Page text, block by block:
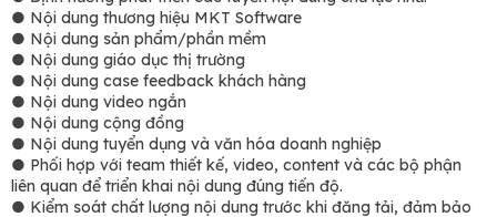
● Nội dung thương hiệu MKT Software
● Nội dung sản phẩm/phần mềm
● Nội dung giáo dục thị trường
● Nội dung case feedback khách hàng
● Nội dung video ngắn
● Nội dung cộng đồng
● Nội dung tuyển dụng và văn hóa doanh nghiệp
● Phối hợp với team thiết kế, video, content và các bộ phận
liên quan để triển khai nội dung đúng tiến độ.
● Kiểm soát chất lượng nội dung trước khi đăng tải, đảm bảo